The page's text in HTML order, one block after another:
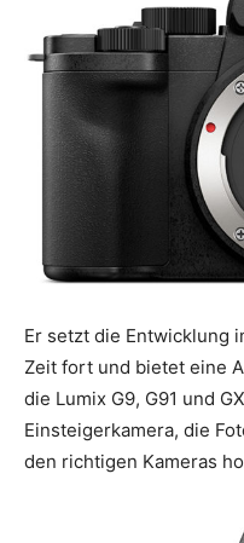
Er setzt die Entwicklung
Zeit fort und bietet eine
die Lumix G9, G91 und
Einsteigerkamera, die
den richtigen Kameras